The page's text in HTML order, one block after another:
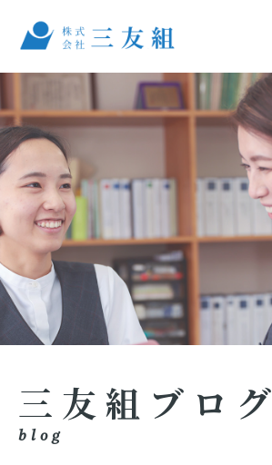
三友組ブログ
blog